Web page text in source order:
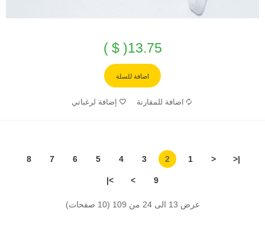
13.75( $ )
اضافة للسلة
اضافة للمقارنة إضافة لرغباتي
|<
<
1
2
3
4
5
6
7
8
9
>
>|
عرض 13 الى 24 من 109 (10 صفحات)